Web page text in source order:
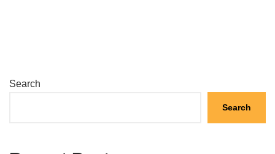
Search
Search